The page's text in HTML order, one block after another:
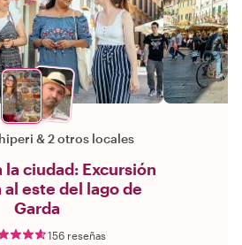
&2 otros locales
la ciudad: Excursión
al este del lago de
Garda
156 reseñas